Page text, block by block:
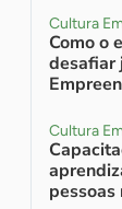
Cultura
Como o
desafiar
Cultura
pessoas